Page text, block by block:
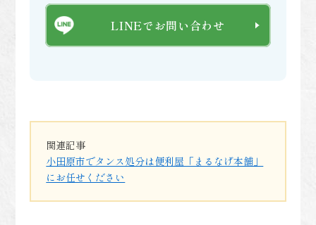
LINEでお問い合わせ
関連記事
小田原市でタンス処分は便利屋「まるなげ本舗」
にお任せください